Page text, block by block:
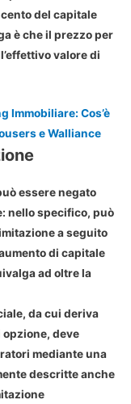
del capitale
è che il prezzo per
valore di
Immobiliare: Cos’è
e Walliance
essere negato
nello specifico, può
a seguito
di capitale
ad oltre la
da cui deriva
opzione, deve
mediante una
descritte anche